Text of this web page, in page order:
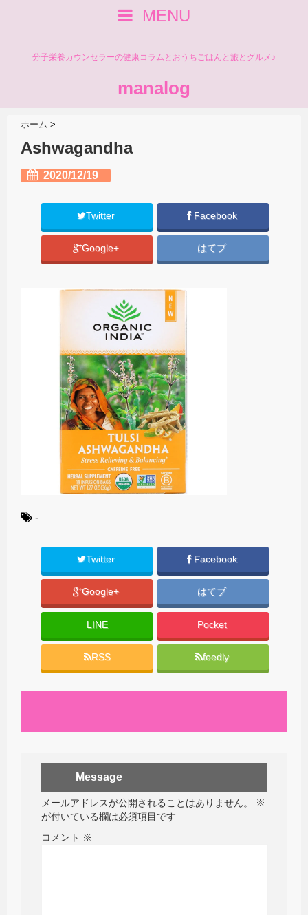
MENU
分子栄養カウンセラーの健康コラムとおうちごはんと旅とグルメ♪
manalog
ホーム >
Ashwagandha
2020/12/19
Twitter Facebook
Google+ はてブ
-
Twitter Facebook
Google+ はてブ
LINE Pocket
RSS feedly
Message
メールアドレスが公開されることはありません。
※
が付いている欄は必須項目です
コメント ※